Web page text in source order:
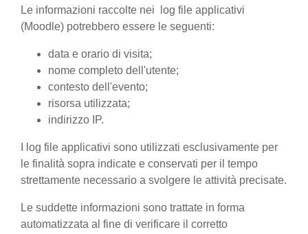
Le informazioni raccolte nei log file applicativi
(Moodle) potrebbero essere le seguenti:
data e orario di visita;
nome completo dell'utente;
contesto dell'evento;
risorsa utilizzata;
indirizzo IP.
I log file applicativi sono utilizzati esclusivamente per
le finalità sopra indicate e conservati per il tempo
strettamente necessario a svolgere le attività precisate.
Le suddette informazioni sono trattate in forma
automatizzata al fine di verificare il corretto